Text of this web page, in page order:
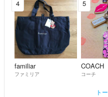
4
familiar
ファミリア
5
COACH
コーチ
ト